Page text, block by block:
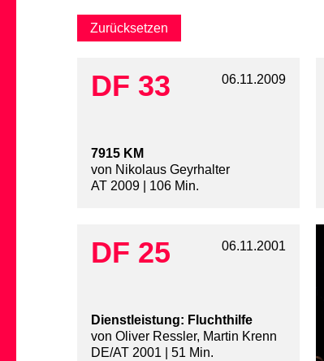
DF 33 06.11.2009
7915 KM
von Nikolaus Geyrhalter
AT 2009 | 106 Min.
DF 25 06.11.2001
Dienstleistung: Fluchthilfe
von Oliver Ressler, Martin Krenn
DE/AT 2001 | 51 Min.